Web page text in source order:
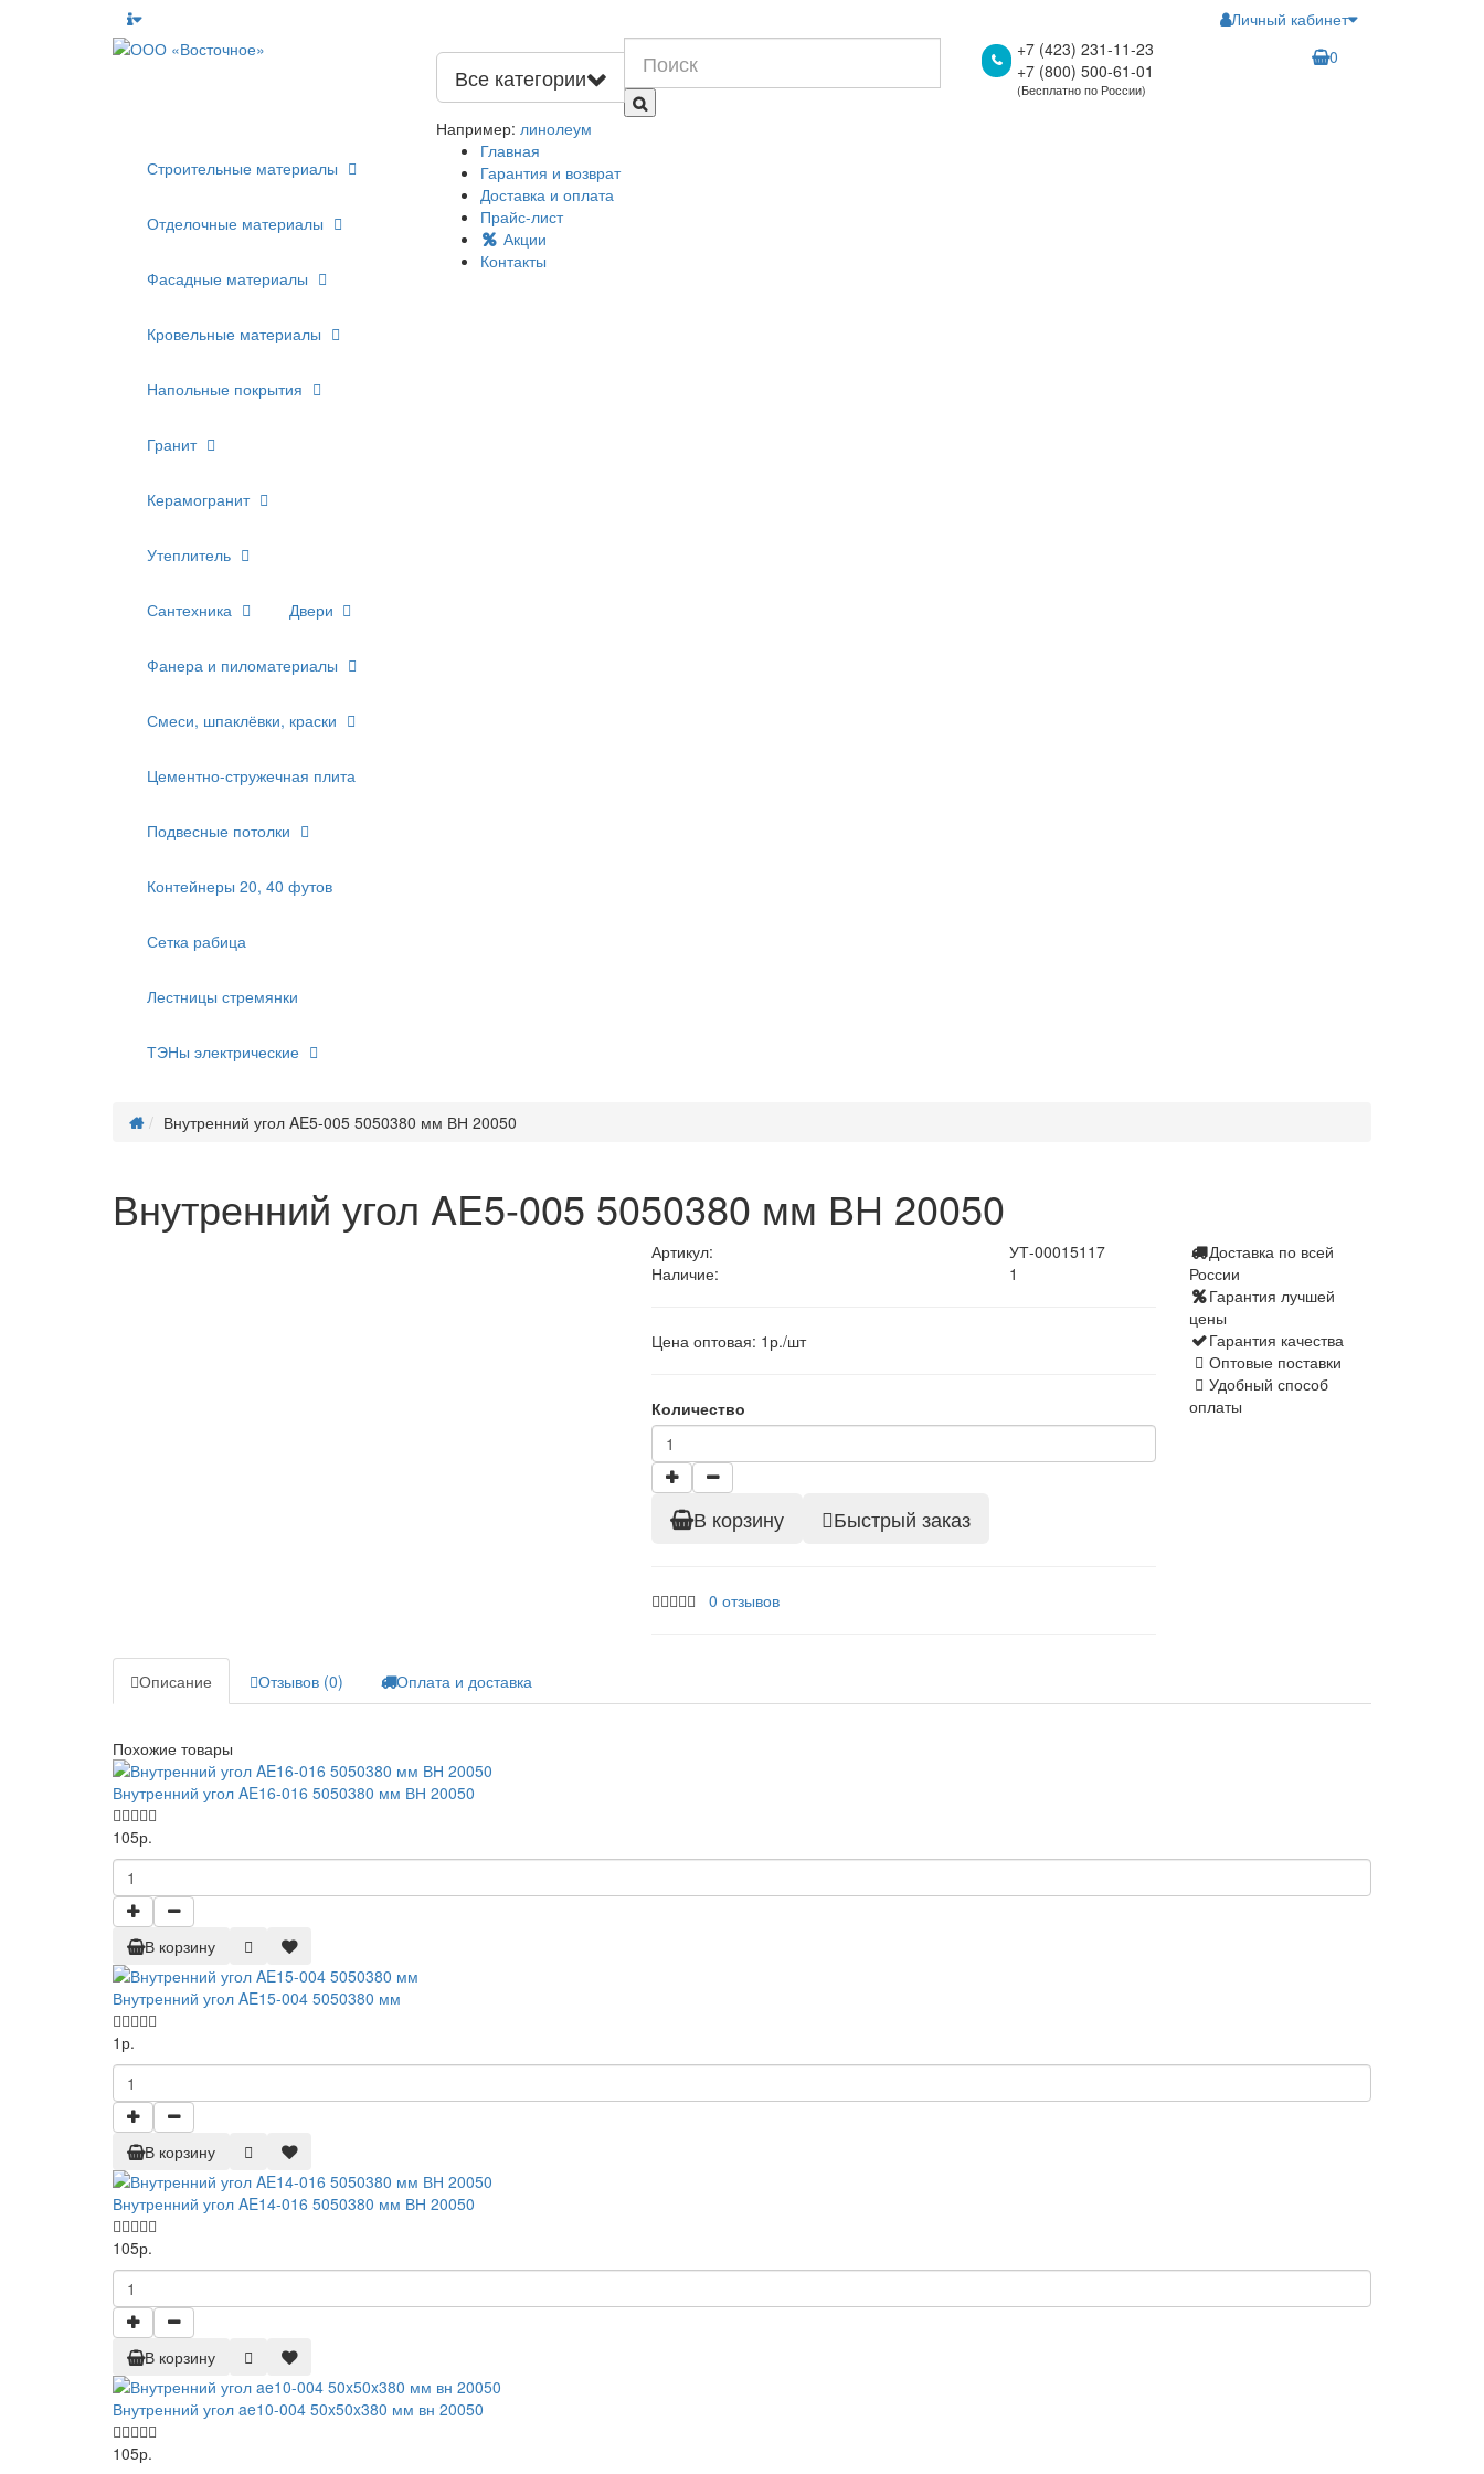
Личный кабинет
+7 (423) 231-11-23
+7 (800) 500-61-01
(Бесплатно по России)
0
Все категории
Например: линолеум
Главная
Гарантия и возврат
Доставка и оплата
Прайс-лист
Акции
Контакты
Строительные материалы
Отделочные материалы
Фасадные материалы
Кровельные материалы
Напольные покрытия
Гранит
Керамогранит
Утеплитель
Сантехника Двери
Фанера и пиломатериалы
Смеси, шпаклёвки, краски
Цементно-стружечная плита
Подвесные потолки
Контейнеры 20, 40 футов
Сетка рабица
Лестницы стремянки
ТЭНы электрические
Внутренний угол AE5-005 5050380 мм ВН 20050
Внутренний угол AE5-005 5050380 мм ВН 20050
Артикул:
УТ-00015117
Наличие:
1
Цена оптовая: 1р./шт
Количество
В корзину Быстрый заказ
0 отзывов
Доставка по всей
России
Гарантия лучшей
цены
Гарантия качества
Оптовые поставки
Удобный способ
оплаты
Описание Отзывов (0) Оплата и доставка
Похожие товары
Внутренний угол AE16-016 5050380 мм ВН 20050
105р.
В корзину
Внутренний угол AE15-004 5050380 мм
1р.
В корзину
Внутренний угол AE14-016 5050380 мм ВН 20050
105р.
В корзину
Внутренний угол ae10-004 50x50x380 мм вн 20050
105р.